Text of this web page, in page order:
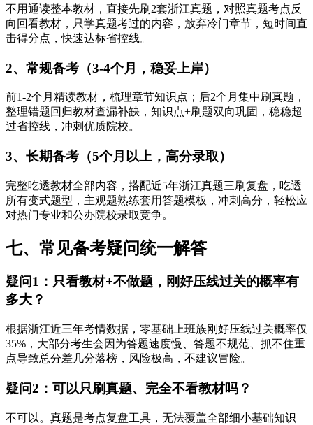
不用通读整本教材，直接先刷2套浙江真题，对照真题考点反
向回看教材，只学真题考过的内容，放弃冷门章节，短时间直
击得分点，快速达标省控线。
2、常规备考（3-4个月，稳妥上岸）
前1-2个月精读教材，梳理章节知识点；后2个月集中刷真题，
整理错题回归教材查漏补缺，知识点+刷题双向巩固，稳稳超
过省控线，冲刺优质院校。
3、长期备考（5个月以上，高分录取）
完整吃透教材全部内容，搭配近5年浙江真题三刷复盘，吃透
所有变式题型，主观题熟练套用答题模板，冲刺高分，轻松应
对热门专业和公办院校录取竞争。
七、常见备考疑问统一解答
疑问1：只看教材+不做题，刚好压线过关的概率有
多大？
根据浙江近三年考情数据，零基础上班族刚好压线过关概率仅
35%，大部分考生会因为答题速度慢、答题不规范、抓不住重
点导致总分差几分落榜，风险极高，不建议冒险。
疑问2：可以只刷真题、完全不看教材吗？
不可以。真题是考点复盘工具，无法覆盖全部细小基础知识